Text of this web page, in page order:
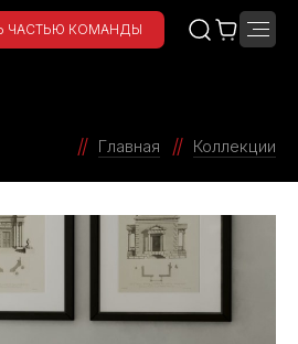
ЧАСТЬЮ КОМАНДЫ
Главная Коллекции